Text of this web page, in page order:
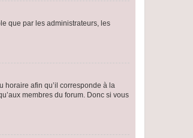
que par les administrateurs, les
horaire afin qu’il corresponde à la
membres du forum. Donc si vous